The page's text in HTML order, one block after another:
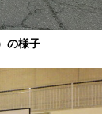
の様子